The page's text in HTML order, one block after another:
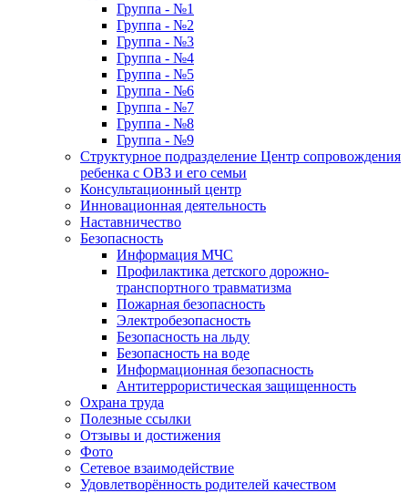
Группа - №1
Группа - №2
Группа - №3
Группа - №4
Группа - №5
Группа - №6
Группа - №7
Группа - №8
Группа - №9
Структурное подразделение Центр сопровождения
ребенка с ОВЗ и его семьи
Консультационный центр
Инновационная деятельность
Наставничество
Безопасность
Информация МЧС
Профилактика детского дорожно-
транспортного травматизма
Пожарная безопасность
Электробезопасность
Безопасность на льду
Безопасность на воде
Информационная безопасность
Антитеррористическая защищенность
Охрана труда
Полезные ссылки
Отзывы и достижения
Фото
Сетевое взаимодействие
Удовлетворённость родителей качеством